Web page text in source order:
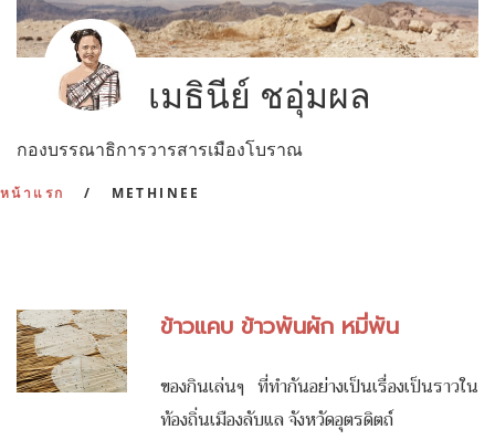
เมธินีย์ ชอุ่มผล
กองบรรณาธิการวารสารเมืองโบราณ
หน้าแรก METHINEE
ข้าวแคบ ข้าวพันผัก หมี่พัน
ของกินเล่นๆ ที่ทำกันอย่างเป็นเรื่องเป็นราวใน
ท้องถิ่นเมืองลับแล จังหวัดอุตรดิตถ์